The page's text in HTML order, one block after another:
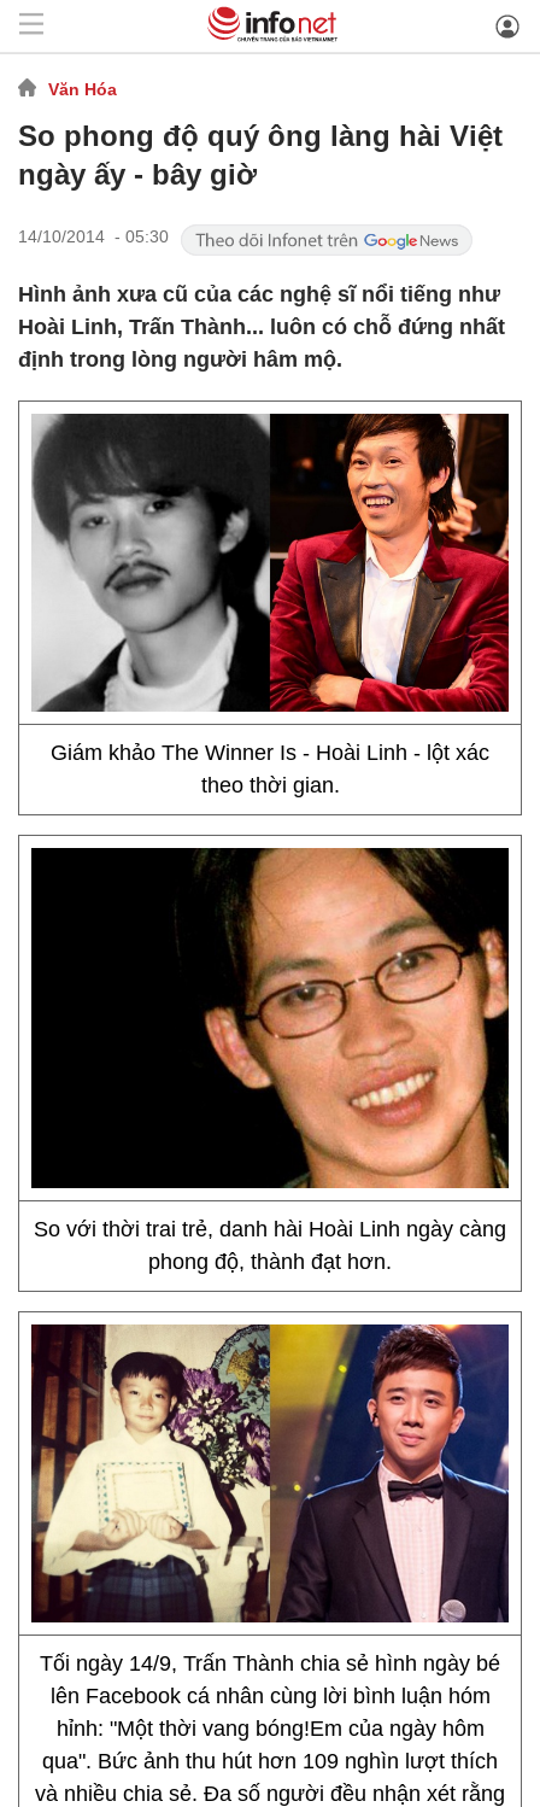
Văn Hóa
So phong độ quý ông làng hài Việt
ngày ấy - bây giờ
14/10/2014 - 05:30
Hình ảnh xưa cũ của các nghệ sĩ nổi tiếng như
Hoài Linh, Trấn Thành... luôn có chỗ đứng nhất
định trong lòng người hâm mộ.
Giám khảo The Winner Is - Hoài Linh - lột xác
theo thời gian.
So với thời trai trẻ, danh hài Hoài Linh ngày càng
phong độ, thành đạt hơn.
Tối ngày 14/9, Trấn Thành chia sẻ hình ngày bé
lên Facebook cá nhân cùng lời bình luận hóm
hỉnh: "Một thời vang bóng!Em của ngày hôm
qua". Bức ảnh thu hút hơn 109 nghìn lượt thích
và nhiều chia sẻ. Đa số người đều nhận xét rằng